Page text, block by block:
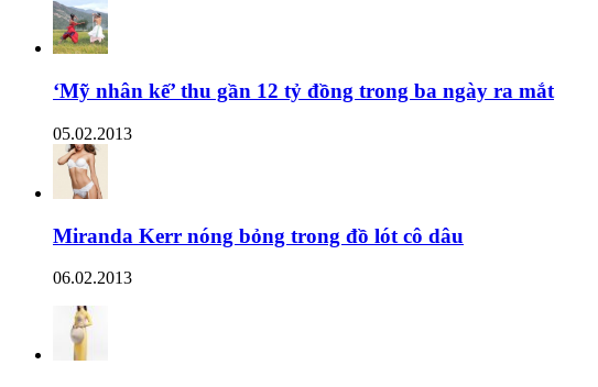
‘Mỹ nhân kế’ thu gần 12 tỷ đồng trong ba ngày ra mắt
05.02.2013
Miranda Kerr nóng bỏng trong đồ lót cô dâu
06.02.2013